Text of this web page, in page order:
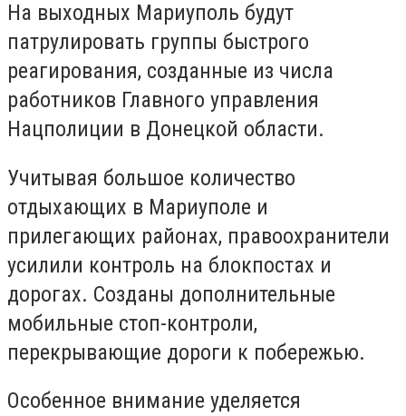
На выходных Мариуполь будут
патрулировать группы быстрого
реагирования, созданные из числа
работников Главного управления
Нацполиции в Донецкой области.
Учитывая большое количество
отдыхающих в Мариуполе и
прилегающих районах, правоохранители
усилили контроль на блокпостах и
дорогах. Созданы дополнительные
мобильные стоп-контроли,
перекрывающие дороги к побережью.
Особенное внимание уделяется